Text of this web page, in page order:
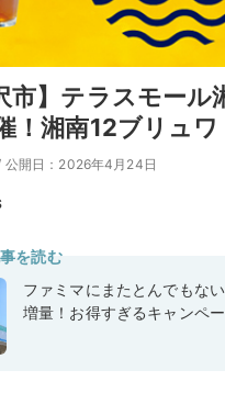
市】テラスモー
！湘南12ブリュ
公開日：2026年4月24日
を読む
ファミマにまたとんでもな
増量！お得すぎるキャンペ